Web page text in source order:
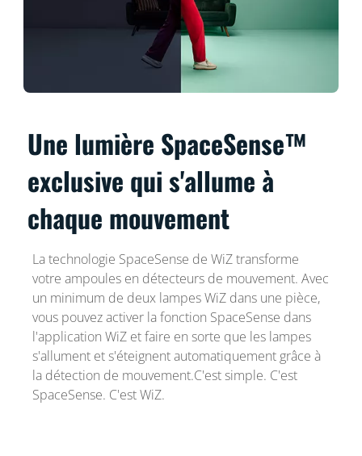
Une lumière SpaceSense™
exclusive qui s'allume à
chaque mouvement
La technologie SpaceSense de WiZ transforme
votre ampoules en détecteurs de mouvement. Avec
un minimum de deux lampes WiZ dans une pièce,
vous pouvez activer la fonction SpaceSense dans
l'application WiZ et faire en sorte que les lampes
s'allument et s'éteignent automatiquement grâce à
la détection de mouvement.C'est simple. C'est
SpaceSense. C'est WiZ.